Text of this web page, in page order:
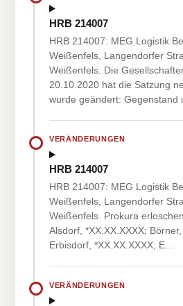
HRB 214007
HRB 214007: MEG Logistik
Weißenfels, Langendorfer
Weißenfels. Die
20.10.2020 hat die Satzung
wurde geändert: Gegenstand
VERÄNDERUNGEN
HRB 214007
HRB 214007: MEG Logistik
Weißenfels, Langendorfer
Weißenfels. Prokura
Alsdorf, *XX.XX.XXXX;
Erbisdorf, *XX.XX.XXXX; E…
VERÄNDERUNGEN